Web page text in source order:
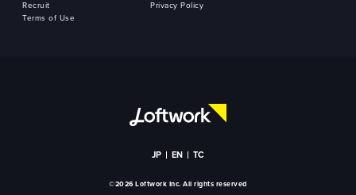
Recruit
Privacy Policy
Terms of Use
JP EN TC
©2026 Loftwork Inc. All rights reserved